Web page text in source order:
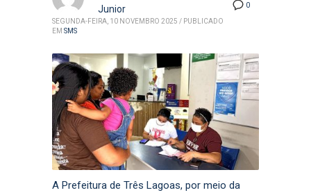
0
Junior
SEGUNDA-FEIRA, 10 NOVEMBRO 2025 / PUBLICADO
EM SMS
A Prefeitura de Três Lagoas, por meio da